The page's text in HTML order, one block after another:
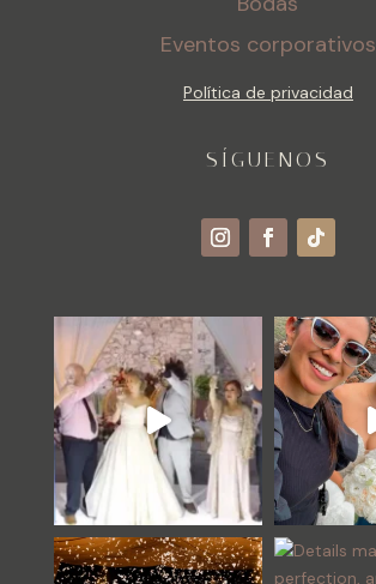
Eventos corporativos
Política de privacidad
SÍGUENOS